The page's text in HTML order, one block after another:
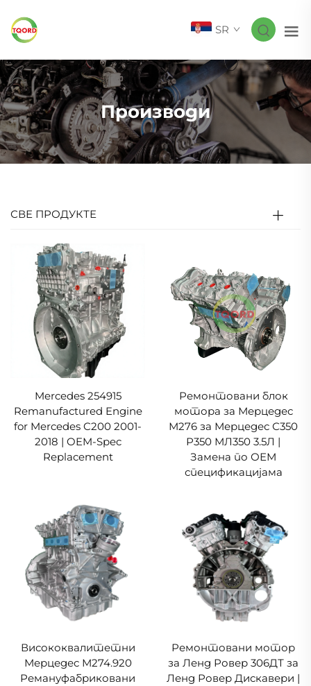
SR
Производи
СВЕ ПРОДУКТЕ
Mercedes 254915
Remanufactured Engine
for Mercedes C200 2001-
2018 | OEM-Spec
Replacement
Ремонтовани блок
мотора за Мерцедес
М276 за Мерцедес С350
Р350 МЛ350 3.5Л |
Замена по ОЕМ
спецификацијама
Висококвалитетни
Мерцедес М274.920
Ремануфабриковани
Ремонтовани мотор
за Ленд Ровер 306ДТ за
Ленд Ровер Дискавери |